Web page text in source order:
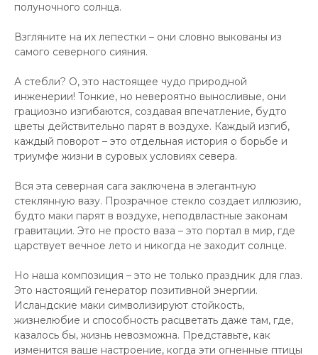
полуночного солнца.
Взгляните на их лепестки – они словно выкованы из
самого северного сияния.
А стебли? О, это настоящее чудо природной
инженерии! Тонкие, но невероятно выносливые, они
грациозно изгибаются, создавая впечатление, будто
цветы действительно парят в воздухе. Каждый изгиб,
каждый поворот – это отдельная история о борьбе и
триумфе жизни в суровых условиях севера.
Вся эта северная сага заключена в элегантную
стеклянную вазу. Прозрачное стекло создает иллюзию,
будто маки парят в воздухе, неподвластные законам
гравитации. Это не просто ваза – это портал в мир, где
царствует вечное лето и никогда не заходит солнце.
Но наша композиция – это не только праздник для глаз.
Это настоящий генератор позитивной энергии.
Исландские маки символизируют стойкость,
жизнелюбие и способность расцветать даже там, где,
казалось бы, жизнь невозможна. Представьте, как
изменится ваше настроение, когда эти огненные птицы